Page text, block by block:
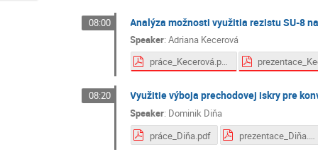
08:00 Analýza možnosti využitia rezistu SU-8
Speaker:Adriana Kecerová
práce_Kecerová.pdf
08:20 Využitie výboja prechodovej iskry pre
Speaker: Dominik Diňa
práce_Diňa.pdf
prezentace_Diňa.pdf